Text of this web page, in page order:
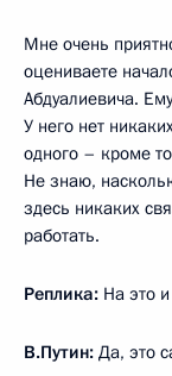
Мне очень
оцениваете
Абдуалиевича.
У него нет
одного – кроме
Не знаю,
здесь никаких
работать.
Реплика: На это
В.Путин: Да, это